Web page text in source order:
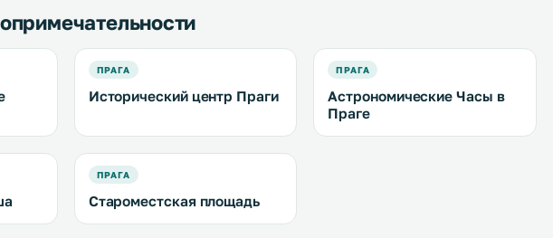
ПРАГА
Исторический центр Праги
ПРАГА
Астрономические Часы в
Праге
ПРАГА
Староместская площадь